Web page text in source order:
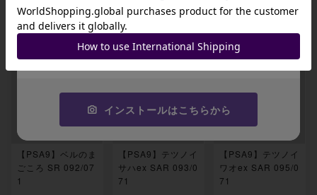
-
出品数 0
-
出品数 0
-
出品数 0
【PSA9】ベルのま
ごころ SR 092/07
1
【PSA9】テツノイ
サハex SAR 093/0
71
【PSA9】テツノイ
ワオex SAR 095/0
71
JA9XS8
コピーする
インストールはこちらから